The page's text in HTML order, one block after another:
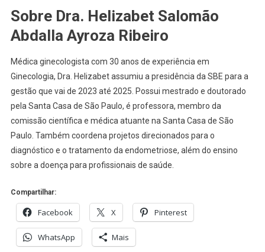
Sobre Dra. Helizabet Salomão
Abdalla Ayroza Ribeiro
Médica ginecologista com 30 anos de experiência em
Ginecologia, Dra. Helizabet assumiu a presidência da SBE para a
gestão que vai de 2023 até 2025. Possui mestrado e doutorado
pela Santa Casa de São Paulo, é professora, membro da
comissão científica e médica atuante na Santa Casa de São
Paulo. Também coordena projetos direcionados para o
diagnóstico e o tratamento da endometriose, além do ensino
sobre a doença para profissionais de saúde.
Compartilhar:
Facebook X Pinterest
WhatsApp Mais